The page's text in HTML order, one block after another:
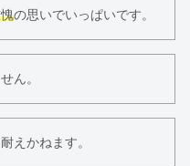
の思いでいっぱいです。
ん。
えかねます。